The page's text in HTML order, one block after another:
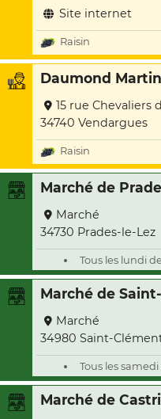
Site internet
Raisin
Daumond
15 rue Chevaliers
34740 Vendargues
Raisin
Marché de
Marché
34730 Prades-le-Lez
Tous les lundi
Marché de
Marché
34980 Saint-
Tous les
Marché de